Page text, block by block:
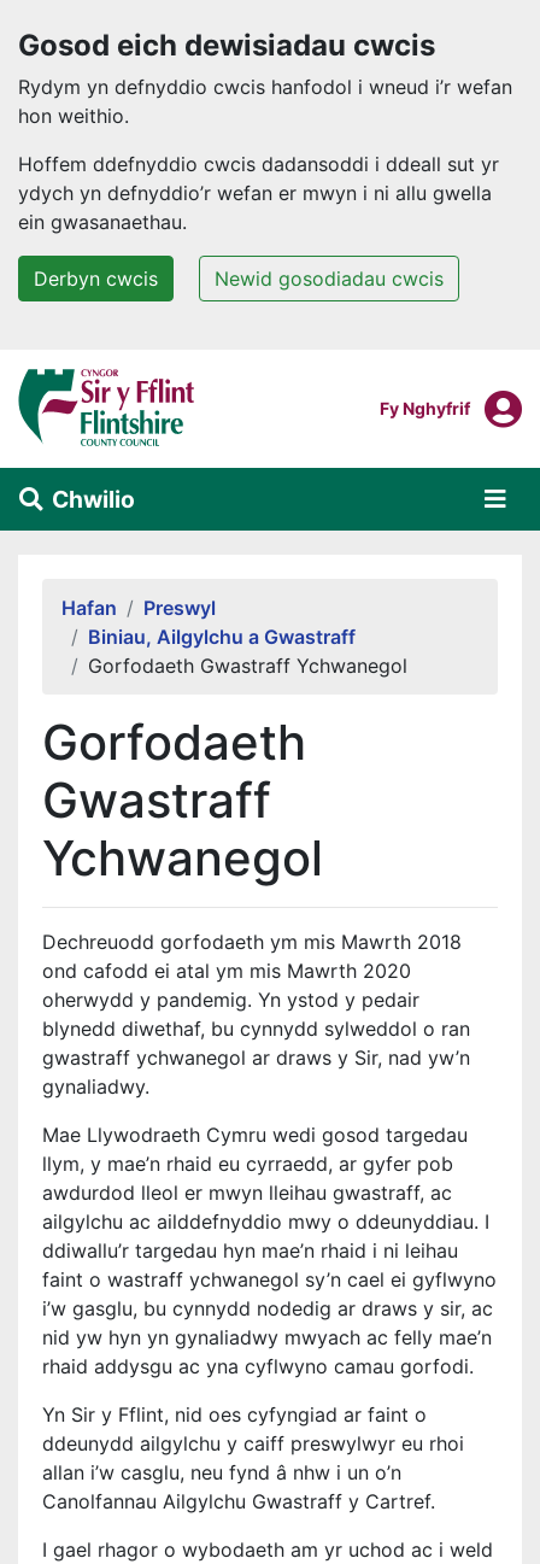
Gosod eich dewisiadau cwcis
Rydym yn defnyddio cwcis hanfodol i wneud i’r wefan
hon weithio.
Hoffem ddefnyddio cwcis dadansoddi i ddeall sut yr
ydych yn defnyddio’r wefan er mwyn i ni allu gwella
ein gwasanaethau.
Derbyn cwcis Newid gosodiadau cwcis
Neidio i'r prif gynnwys
Mewngofnodi I
Fy Nghyfrif
Chwilio
Hafan
Preswyl
Biniau, Ailgylchu a Gwastraff
Gorfodaeth Gwastraff Ychwanegol
Gorfodaeth
Gwastraff
Ychwanegol
Dechreuodd gorfodaeth ym mis Mawrth 2018
ond cafodd ei atal ym mis Mawrth 2020
oherwydd y pandemig. Yn ystod y pedair
blynedd diwethaf, bu cynnydd sylweddol o ran
gwastraff ychwanegol ar draws y Sir, nad yw’n
gynaliadwy.
Mae Llywodraeth Cymru wedi gosod targedau
llym, y mae’n rhaid eu cyrraedd, ar gyfer pob
awdurdod lleol er mwyn lleihau gwastraff, ac
ailgylchu ac ailddefnyddio mwy o ddeunyddiau. I
ddiwallu’r targedau hyn mae’n rhaid i ni leihau
faint o wastraff ychwanegol sy’n cael ei gyflwyno
i’w gasglu, bu cynnydd nodedig ar draws y sir, ac
nid yw hyn yn gynaliadwy mwyach ac felly mae’n
rhaid addysgu ac yna cyflwyno camau gorfodi.
Yn Sir y Fflint, nid oes cyfyngiad ar faint o
ddeunydd ailgylchu y caiff preswylwyr eu rhoi
allan i’w casglu, neu fynd â nhw i un o’n
Canolfannau Ailgylchu Gwastraff y Cartref.
I gael rhagor o wybodaeth am yr uchod ac i weld